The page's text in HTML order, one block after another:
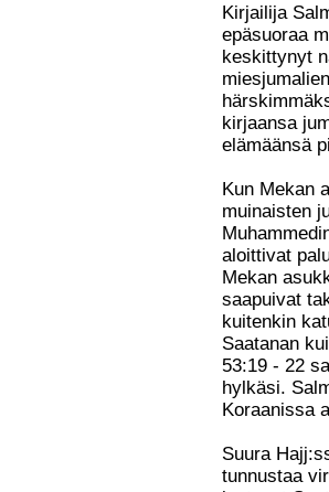
Kirjailija
epäsuoraa
keskittynyt
kirjaansa
elämäänsä
Kun Mekan
muinaisten
aloittivat
Mekan
saapuivat
kuitenkin
Saatanan
53:19 - 22
hylkäsi.
Koraanissa
Suura
tunnustaa